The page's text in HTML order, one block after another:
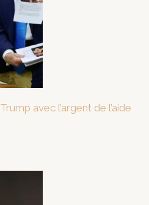
avec l’argent de l’aide